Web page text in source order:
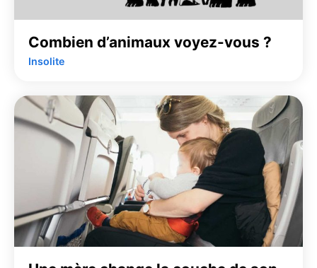
Combien d’animaux voyez-vous ?
Insolite